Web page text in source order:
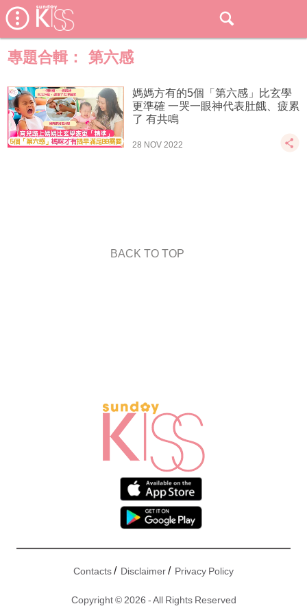
專題合輯： 第六感
媽媽方有的5個「第六感」比玄學
更準確 一哭一眼神代表肚餓、疲累
了 有共鳴
28 NOV 2022
BACK TO TOP
Contacts/ Disclaimer/ Privacy Policy
Copyright © 2026 - All Rights Reserved